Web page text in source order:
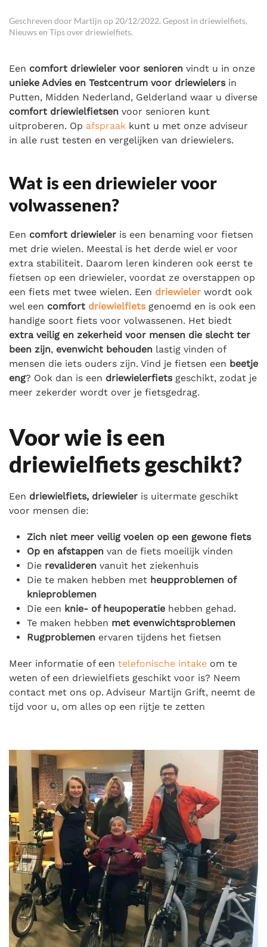
Geschreven door Martijn op 20/12/2022. Gepost in driewielfiets,
Nieuws en Tips over driewielfiets.
Een comfort driewieler voor senioren vindt u in onze
unieke Advies en Testcentrum voor driewielers in
Putten, Midden Nederland, Gelderland waar u diverse
comfort driewielfietsen voor senioren kunt
uitproberen. Op afspraak kunt u met onze adviseur
in alle rust testen en vergelijken van driewielers.
Wat is een driewieler voor
volwassenen?
Een comfort driewieler is een benaming voor fietsen
met drie wielen. Meestal is het derde wiel er voor
extra stabiliteit. Daarom leren kinderen ook eerst te
fietsen op een driewieler, voordat ze overstappen op
een fiets met twee wielen. Een driewieler wordt ook
wel een comfort driewielfietsgenoemd en is ook een
handige soort fiets voor volwassenen. Het biedt
extra veilig en zekerheid voor mensen die slecht ter
been zijn, evenwicht behouden lastig vinden of
mensen die iets ouders zijn. Vind je fietsen een beetje
eng? Ook dan is een driewielerfietsgeschikt, zodat je
meer zekerder wordt over je fietsgedrag.
Voor wie is een
driewielfiets geschikt?
Een driewielfiets, driewieler is uitermate geschikt
voor mensen die:
Zich niet meer veilig voelen op een gewone fiets
Op en afstappen van de fiets moeilijk vinden
Die revalideren vanuit het ziekenhuis
Die te maken hebben met heupproblemen of
knieproblemen
Die een knie- of heupoperatie hebben gehad.
Te maken hebben met evenwichtsproblemen
Rugproblemen ervaren tijdens het fietsen
Meer informatie of een telefonische intake om te
weten of een driewielfiets geschikt voor is? Neem
contact met ons op. Adviseur Martijn Grift, neemt de
tijd voor u, om alles op een rijtje te zetten